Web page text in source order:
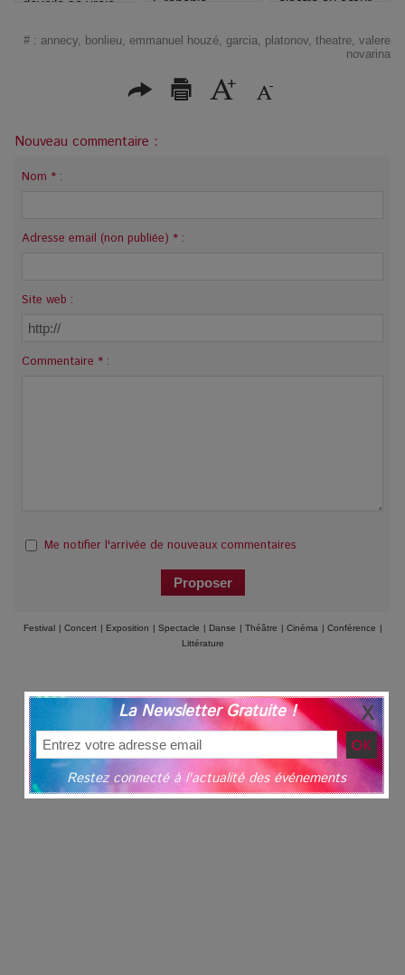
Printemps de
Bourges
# : annecy, bonlieu, emmanuel houzé, garcia, platonov, theatre, valere
novarina
Nouveau commentaire :
Nom * :
Adresse email (non publiée) * :
Site web :
Commentaire * :
Me notifier l'arrivée de nouveaux commentaires
Festival Concert Exposition Spectacle Danse Théâtre Cinéma Conférence
Littérature
La Newsletter Gratuite !
Restez connecté à l'actualité des événements